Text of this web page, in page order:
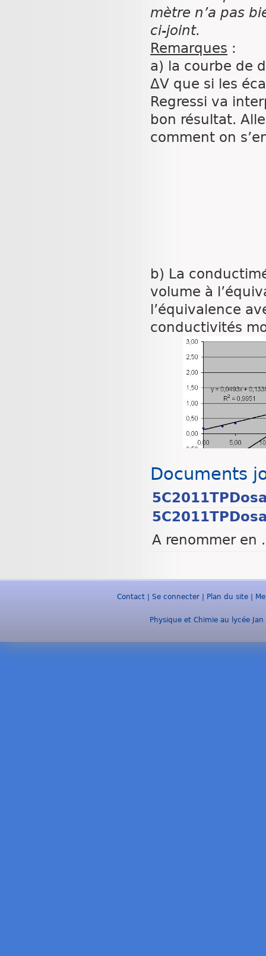
mètre n’a pas
ci-joint.
Remarques :
a) la courbe de
ΔV que si les
Regressi va
bon résultat.
comment on
b) La
volume à
l’équivalence
conductivités
Documents
A renommer en
Contact | Se connecter | Plan du site |
Physique et Chimie au lycée